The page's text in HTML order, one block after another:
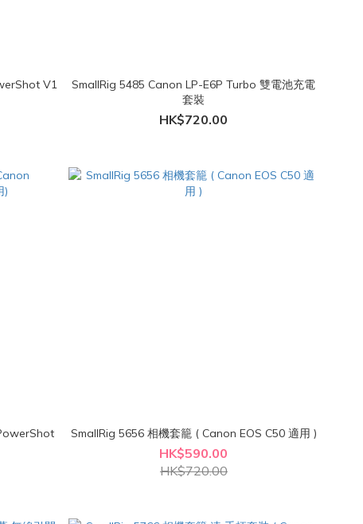
V1
SmallRig 5485 Canon LP-E6P Turbo 雙電池充電
套裝
HK$720.00
SmallRig 5656 相機套籠 ( Canon EOS C50 適用 )
HK$590.00
HK$720.00